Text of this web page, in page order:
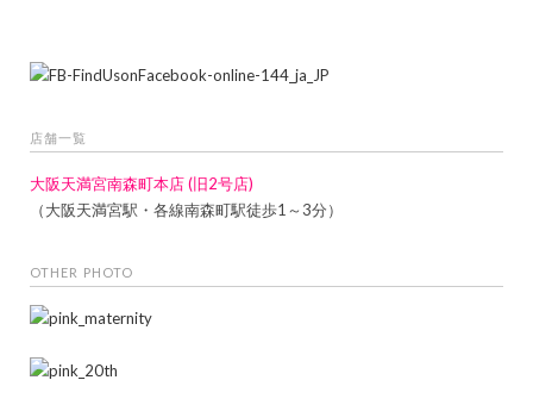
店舗一覧
大阪天満宮南森町本店 (旧2号店)
（大阪天満宮駅・各線南森町駅徒歩1～3分）
OTHER PHOTO